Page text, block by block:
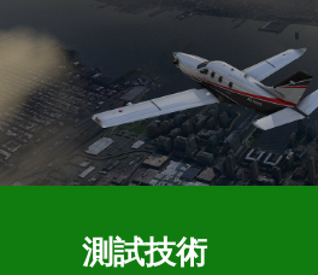
測試技術